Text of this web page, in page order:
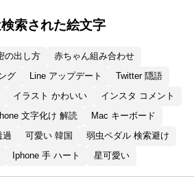
索された絵文字
の出し方
赤ちゃん組み合わせ
キング
Line アップデート
Twitter 隠語
イラスト かわいい
インスタ コメント
Iphone 文字化け 解読
Mac キーボード
手 透過
可愛い 韓国
弱虫ペダル 検索避け
Iphone 手 ハート 星可愛い